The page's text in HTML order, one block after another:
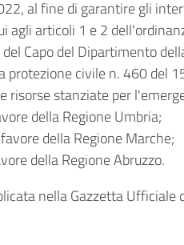
al fine di garantire gli
agli articoli 1 e 2
Capo del Dipartimento
protezione civile n. 460 del
risorse stanziate per
della Regione Umbria;
della Regione Marche;
della Regione Abruzzo.
nella Gazzetta Ufficiale